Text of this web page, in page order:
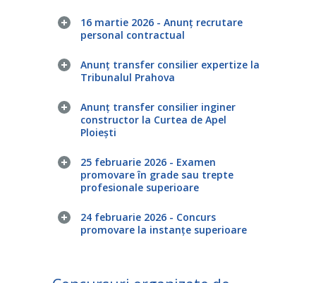
16 martie 2026 - Anunț recrutare
personal contractual
Anunț transfer consilier expertize la
Tribunalul Prahova
Anunț transfer consilier inginer
constructor la Curtea de Apel
Ploiești
25 februarie 2026 - Examen
promovare în grade sau trepte
profesionale superioare
24 februarie 2026 - Concurs
promovare la instanțe superioare